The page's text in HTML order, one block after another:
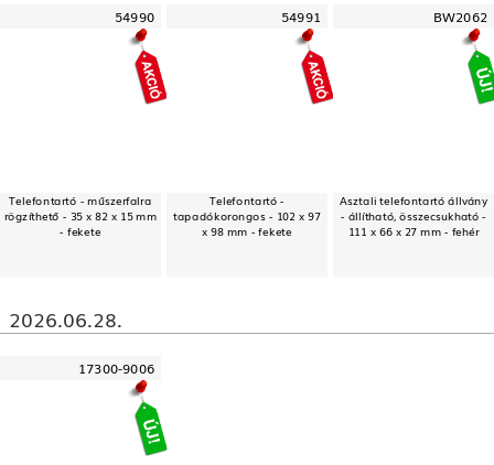
54990
Telefontartó - műszerfalra
rögzíthető - 35 x 82 x 15 mm
- fekete
54991
Telefontartó -
tapadókorongos - 102 x 97
x 98 mm - fekete
BW2062
Asztali telefontartó állvány
- állítható, összecsukható -
111 x 66 x 27 mm - fehér
2026.06.28.
17300-9006